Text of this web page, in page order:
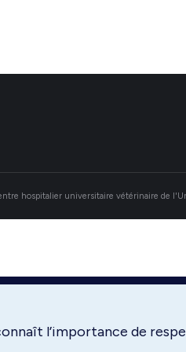
hospitalier universitaire vétérinaire de
l’importance de